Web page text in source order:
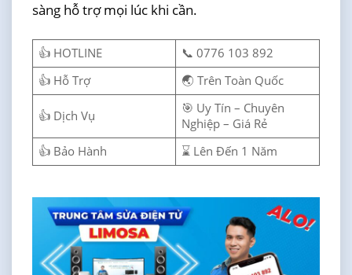
sàng hỗ trợ mọi lúc khi cần.
👍 HOTLINE
📞 0776 103 892
👍 Hỗ Trợ
🌏 Trên Toàn Quốc
👍 Dịch Vụ
🎯 Uy Tín – Chuyên
Nghiệp – Giá Rẻ
👍 Bảo Hành
⌛ Lên Đến 1 Năm